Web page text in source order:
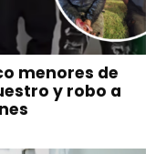
menores de
y robo a